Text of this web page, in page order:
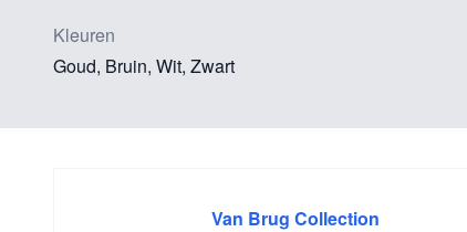
Kleuren
Goud, Bruin, Wit, Zwart
Van Brug Collection